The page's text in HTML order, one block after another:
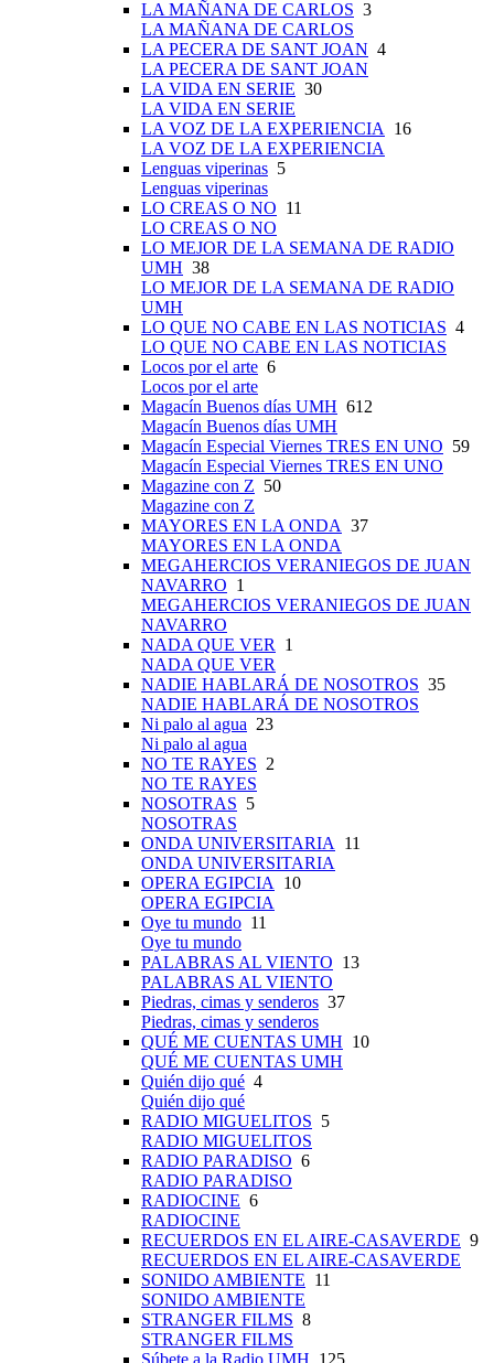
LA MAÑANA DE CARLOS 3
LA MAÑANA DE CARLOS
LA PECERA DE SANT JOAN 4
LA PECERA DE SANT JOAN
LA VIDA EN SERIE 30
LA VIDA EN SERIE
LA VOZ DE LA EXPERIENCIA
16
LA VOZ DE LA EXPERIENCIA
Lenguas viperinas 5
Lenguas viperinas
LO CREAS O NO 11
LO CREAS O NO
LO MEJOR DE LA SEMANA DE RADIO
UMH 38
LO MEJOR DE LA SEMANA DE RADIO
UMH
LO QUE NO CABE EN LAS NOTICIAS 4
LO QUE NO CABE EN LAS NOTICIAS
Locos por el arte 6
Locos por el arte
Magacín Buenos días UMH 612
Magacín Buenos días UMH
Magacín Especial Viernes TRES EN UNO 59
Magacín Especial Viernes TRES EN UNO
Magazine con Z 50
Magazine con Z
MAYORES EN LA ONDA 37
MAYORES EN LA ONDA
MEGAHERCIOS VERANIEGOS DE JUAN
NAVARRO 1
MEGAHERCIOS VERANIEGOS DE JUAN
NAVARRO
NADA QUE VER
1
NADA QUE VER
NADIE HABLARÁ DE NOSOTROS 35
NADIE HABLARÁ DE NOSOTROS
Ni palo al agua 23
Ni palo al agua
NO TE RAYES 2
NO TE RAYES
NOSOTRAS 5
NOSOTRAS
ONDA UNIVERSITARIA
11
ONDA UNIVERSITARIA
OPERA EGIPCIA
10
OPERA EGIPCIA
Oye tu mundo 11
Oye tu mundo
PALABRAS AL VIENTO 13
PALABRAS AL VIENTO
Piedras, cimas y senderos 37
Piedras, cimas y senderos
QUÉ ME CUENTAS UMH 10
QUÉ ME CUENTAS UMH
Quién dijo qué 4
Quién dijo qué
RADIO MIGUELITOS 5
RADIO MIGUELITOS
RADIO PARADISO 6
RADIO PARADISO
RADIOCINE 6
RADIOCINE
RECUERDOS EN EL AIRE-CASAVERDE 9
RECUERDOS EN EL AIRE-CASAVERDE
SONIDO AMBIENTE 11
SONIDO AMBIENTE
STRANGER FILMS 8
STRANGER FILMS